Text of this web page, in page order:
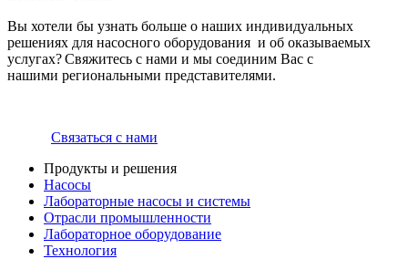
Вы хотели бы узнать больше о наших индивидуальных
решениях для насосного оборудования и об оказываемых
услугах? Свяжитесь с нами и мы соединим Вас с
нашими региональными представителями.
Связаться с нами
Продукты и решения
Насосы
Лабораторные насосы и системы
Отрасли промышленности
Лабораторное оборудование
Технология